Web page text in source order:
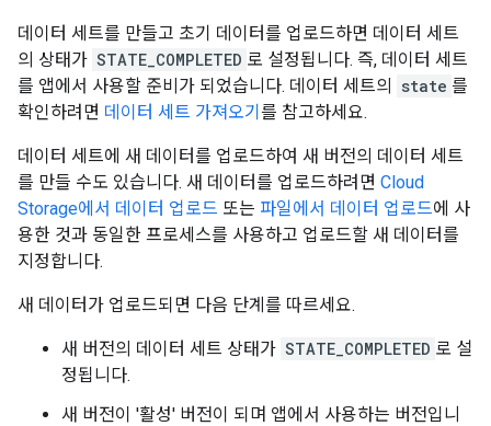
데이터 세트를 만들고 초기 데이터를 업로드하면 데이터 세트
의 상태가 STATE_COMPLETED 로 설정됩니다. 즉, 데이터 세트
를 앱에서 사용할 준비가 되었습니다. 데이터 세트의
state 를
확인하려면 데이터 세트 가져오기 를 참고하세요.
데이터 세트에 새 데이터를 업로드하여 새 버전의 데이터 세트
를 만들 수도 있습니다. 새 데이터를 업로드하려면 Cloud
Storage에서 데이터 업로드 또는 파일에서 데이터 업로드에 사
용한 것과 동일한 프로세스를 사용하고 업로드할 새 데이터를
지정합니다.
새 데이터가 업로드되면 다음 단계를 따르세요.
새 버전의 데이터 세트 상태가 STATE_COMPLETED 로 설
정됩니다.
새 버전이 '활성' 버전이 되며 앱에서 사용하는 버전입니